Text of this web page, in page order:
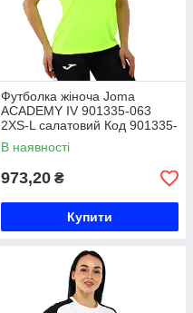
Футболка жіноча Joma
ACADEMY IV 901335-063
2XS-L салатовий Код 901335-
063
В наявності
973,20 ₴
Купити